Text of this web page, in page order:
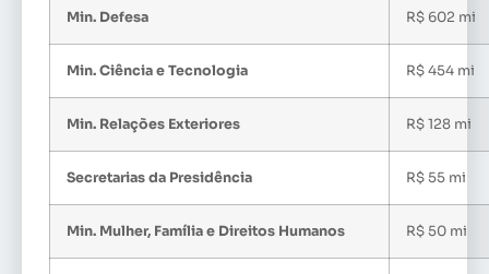
Min. Defesa R$ 602 mi
Min. Ciência e Tecnologia R$ 454 mi
Min. Relações Exteriores R$ 128 mi
Secretarias da Presidência R$ 55 mi
Min. Mulher, Família e Direitos Humanos R$ 50 mi